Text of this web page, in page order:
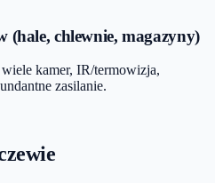
chlewnie, magazyny)
kamer, IR/termowizja,
zasilanie.